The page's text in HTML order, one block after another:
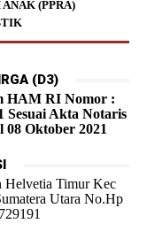
(PPRA)
(D3)
HAM RI Nomor :
Sesuai Akta Notaris
08 Oktober 2021
Helvetia Timur Kec
Utara No.Hp